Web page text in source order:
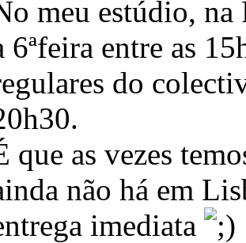
meu estúdio, na
6ªfeira entre as
do
que as vezes
não há em
imediata